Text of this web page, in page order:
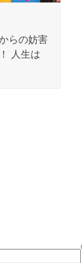
らの妨害
人生は